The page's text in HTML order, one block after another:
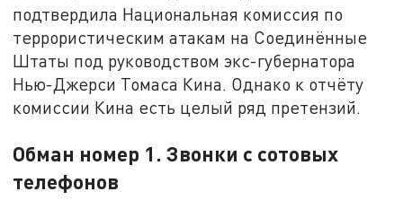
подтвердила Национальная комиссия по
террористическим атакам на Соединённые
Штаты под руководством экс-губернатора
Нью-Джерси Томаса Кина. Однако к отчёту
комиссии Кина есть целый ряд претензий.
Обман номер 1. Звонки с сотовых
телефонов